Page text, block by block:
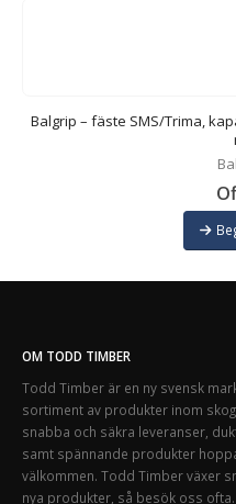
Balgrip – fäste SMS/Trima,
OM TODD TIMBER
Todd Timber är en ny svensk
sortiment av produkter inom
snabba och säkra leveranser,
samt spännande produkter
välkommen. Todd Timber växer
nya produkter, så besök oss ofta.